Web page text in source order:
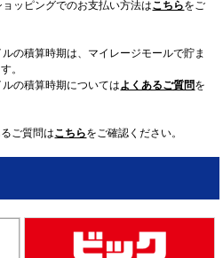
ッピングでのお支払い方法はこちらをご
の積算時期は、マイレージモールで貯ま
。
の積算時期については よくあるご質問を
ご質問はこちらをご確認ください。